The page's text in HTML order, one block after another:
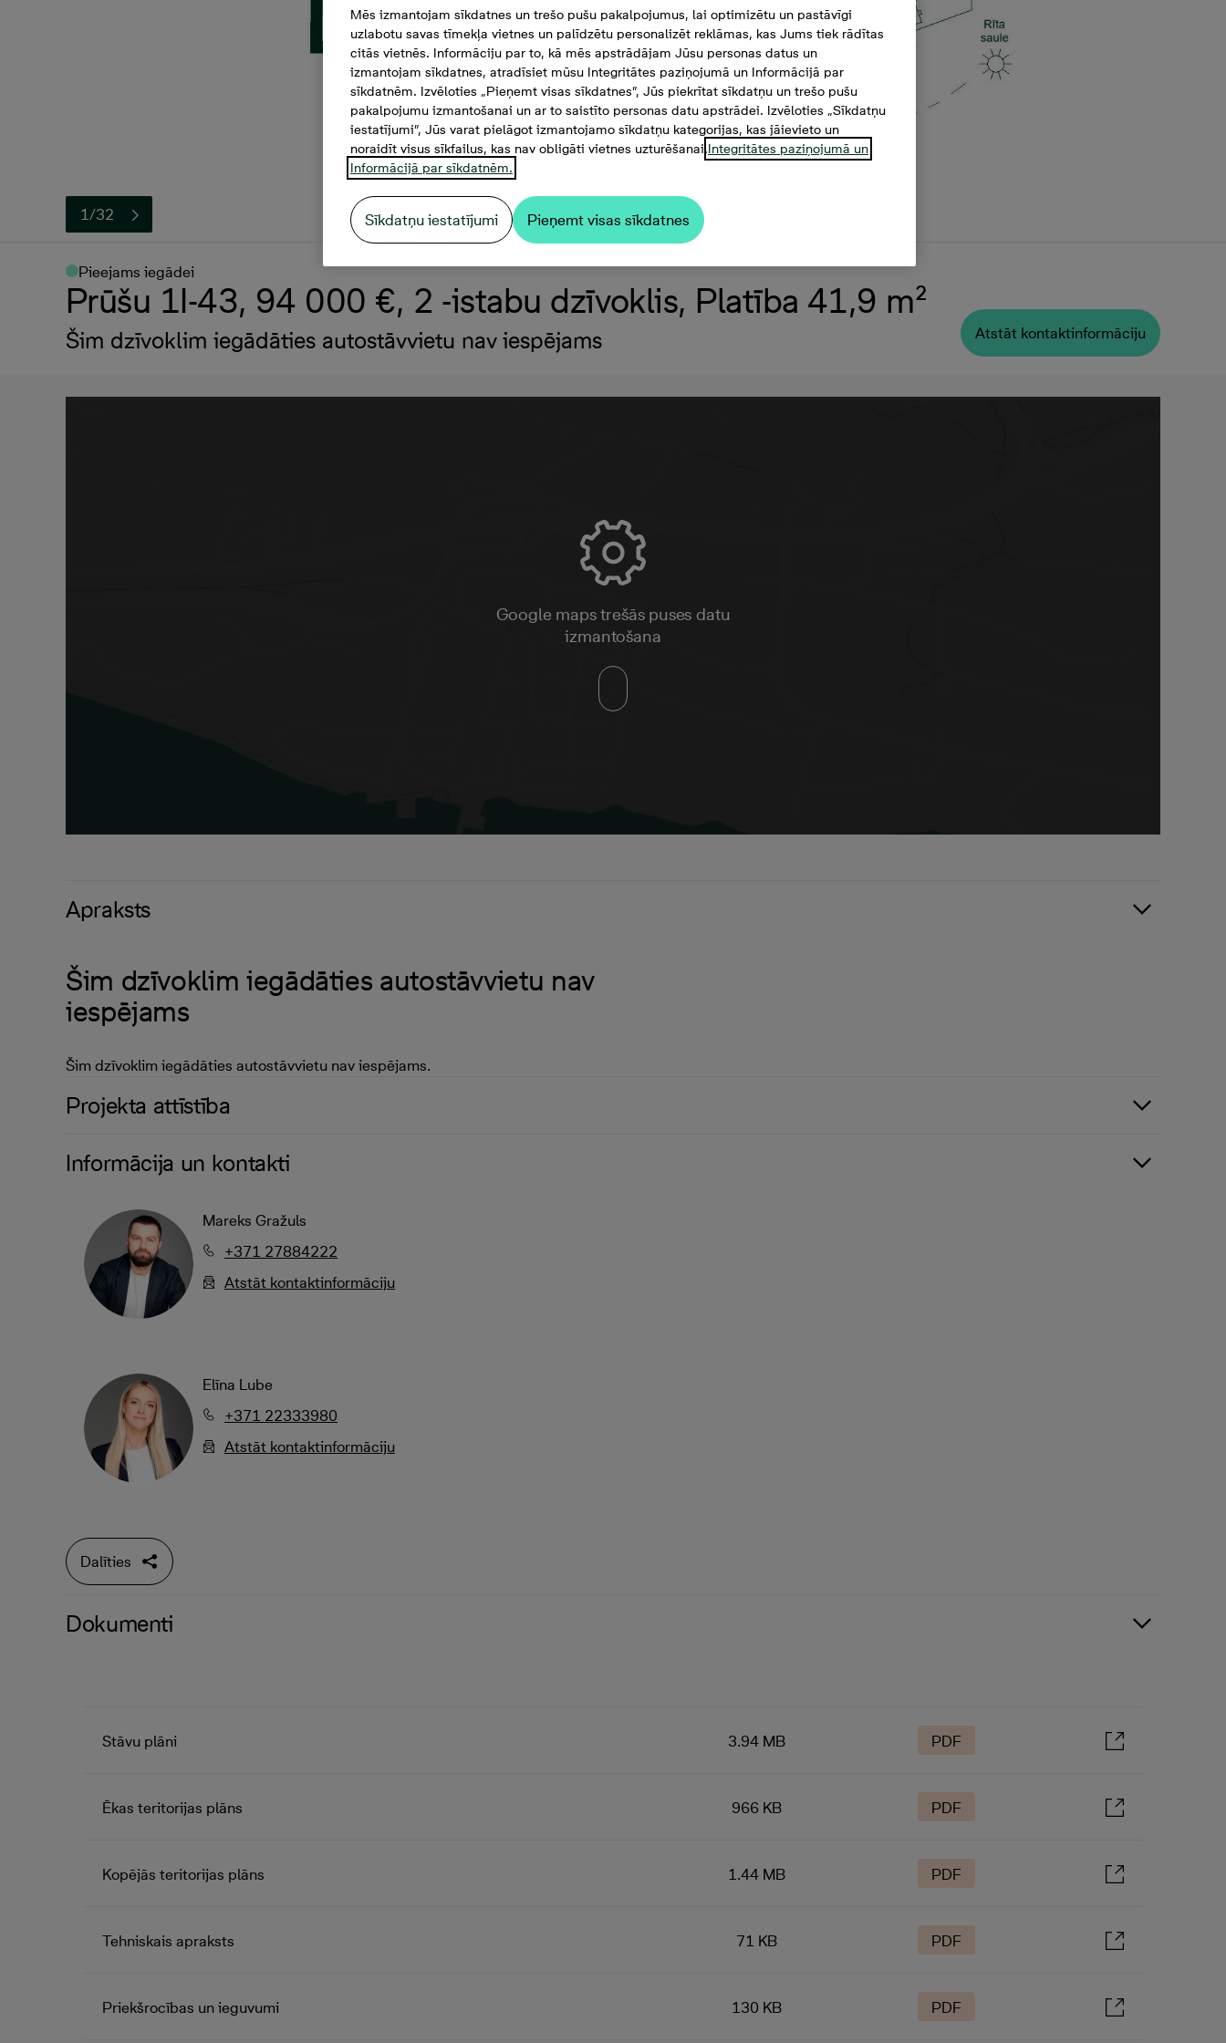
1/32
Pieejams iegādei
Prūšu 1I-43, 94 000 €, 2 -istabu dzīvoklis, Platība 41,9 m²
Šim dzīvoklim iegādāties autostāvvietu nav iespējams Atstāt kontaktinformāciju
Google maps trešās puses datu
izmantošana
Apraksts
Šim dzīvoklim iegādāties autostāvvietu nav
iespējams
Šim dzīvoklim iegādāties autostāvvietu nav iespējams.
Projekta attīstība
Informācija un kontakti
Mareks Gražuls
+371 27884222
Atstāt kontaktinformāciju
Elīna Lube
+371 22333980
Atstāt kontaktinformāciju
Dalīties
Dokumenti
Stāvu plāni 3.94 MB PDF
Ēkas teritorijas plāns 966 KB PDF
Kopējās teritorijas plāns 1.44 MB PDF
Tehniskais apraksts 71 KB PDF
Priekšrocības un ieguvumi 130 KB PDF
Mēs izmantojam sīkdatnes un trešo pušu pakalpojumus, lai optimizētu un pastāvīgi
uzlabotu savas tīmekļa vietnes un palīdzētu personalizēt reklāmas, kas Jums tiek rādītas
citās vietnēs. Informāciju par to, kā mēs apstrādājam Jūsu personas datus un
izmantojam sīkdatnes, atradīsiet mūsu Integritātes paziņojumā un Informācijā par
sīkdatnēm. Izvēloties „Pieņemt visas sīkdatnes”, Jūs piekrītat sīkdatņu un trešo pušu
pakalpojumu izmantošanai un ar to saistīto personas datu apstrādei. Izvēloties „Sīkdatņu
iestatījumi”, Jūs varat pielāgot izmantojamo sīkdatņu kategorijas, kas jāievieto un
noraidīt visus sīkfailus, kas nav obligāti vietnes uzturēšanai.Integritātes paziņojumā un
Informācijā par sīkdatnēm.
Sīkdatņu iestatījumi Pieņemt visas sīkdatnes